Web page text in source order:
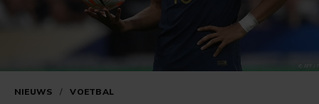
NIEUWS / VOETBAL